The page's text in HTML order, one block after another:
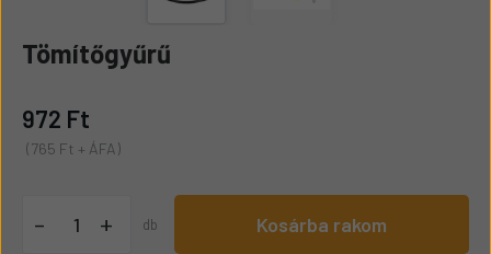
Tömítőgyűrű
972 Ft
(765 Ft + ÁFA)
- + db Kosárba rakom